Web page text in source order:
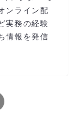
ンライン配
実務の経験
情報を発信